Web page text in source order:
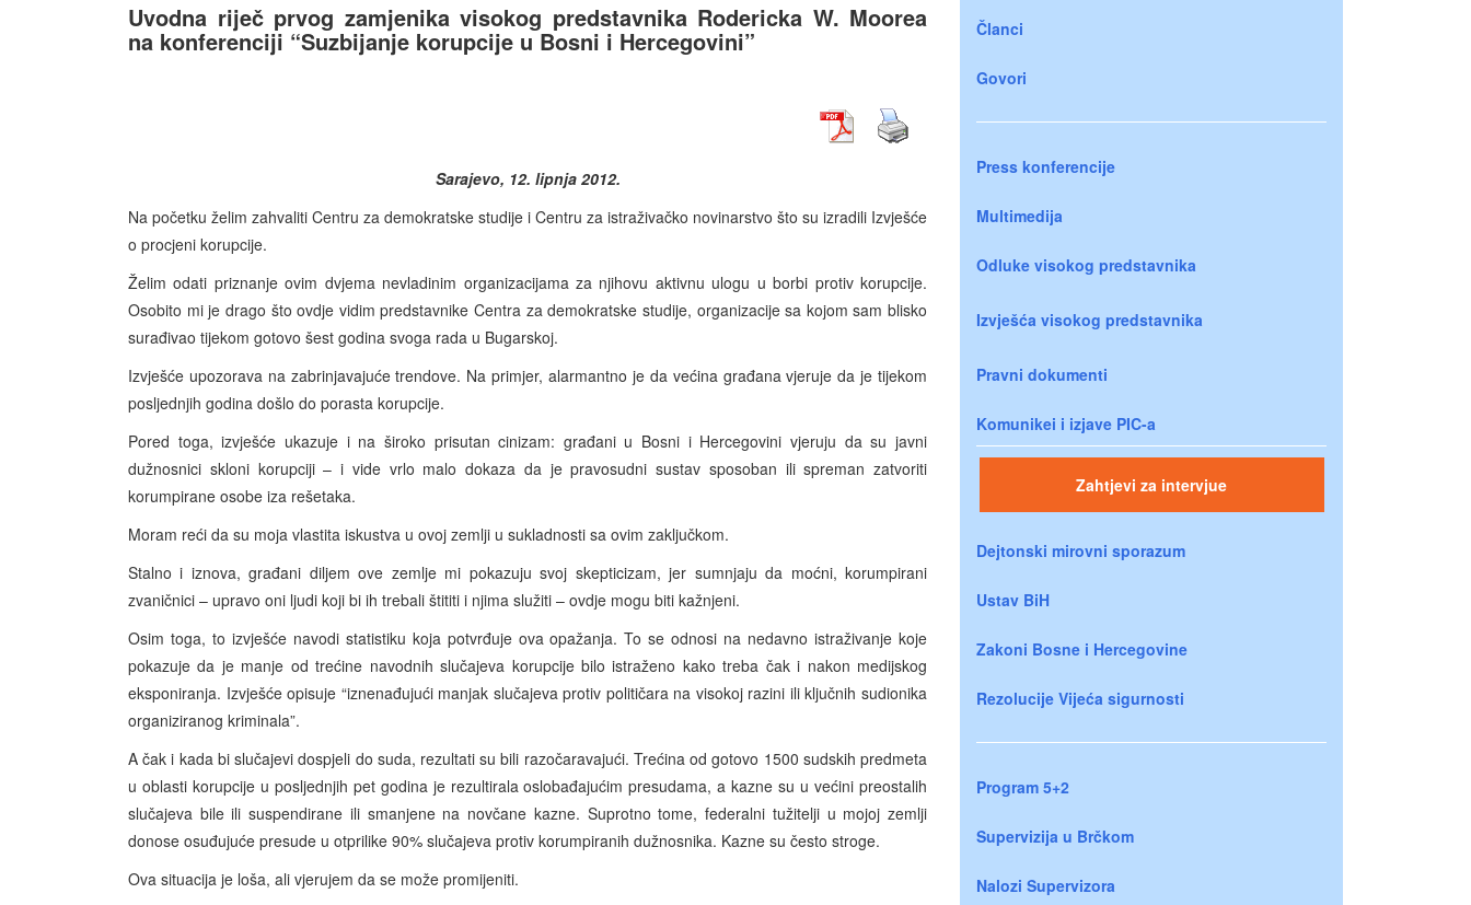
Uvodna riječ prvog zamjenika visokog predstavnika Rodericka W. Moorea
na konferenciji “Suzbijanje korupcije u Bosni i Hercegovini”
Sarajevo, 12. lipnja 2012.
Na početku želim zahvaliti Centru za demokratske studije i Centru za istraživačko novinarstvo što su izradili Izvješće
o procjeni korupcije.
Želim odati priznanje ovim dvjema nevladinim organizacijama za njihovu aktivnu ulogu u borbi protiv korupcije.
Osobito mi je drago što ovdje vidim predstavnike Centra za demokratske studije, organizacije sa kojom sam blisko
surađivao tijekom gotovo šest godina svoga rada u Bugarskoj.
Izvješće upozorava na zabrinjavajuće trendove. Na primjer, alarmantno je da većina građana vjeruje da je tijekom
posljednjih godina došlo do porasta korupcije.
Pored toga, izvješće ukazuje i na široko prisutan cinizam: građani u Bosni i Hercegovini vjeruju da su javni
dužnosnici skloni korupciji – i vide vrlo malo dokaza da je pravosudni sustav sposoban ili spreman zatvoriti
korumpirane osobe iza rešetaka.
Moram reći da su moja vlastita iskustva u ovoj zemlji u sukladnosti sa ovim zaključkom.
Stalno i iznova, građani diljem ove zemlje mi pokazuju svoj skepticizam, jer sumnjaju da moćni, korumpirani
zvaničnici – upravo oni ljudi koji bi ih trebali štititi i njima služiti – ovdje mogu biti kažnjeni.
Osim toga, to izvješće navodi statistiku koja potvrđuje ova opažanja. To se odnosi na nedavno istraživanje koje
pokazuje da je manje od trećine navodnih slučajeva korupcije bilo istraženo kako treba čak i nakon medijskog
eksponiranja. Izvješće opisuje “iznenađujući manjak slučajeva protiv političara na visokoj razini ili ključnih sudionika
organiziranog kriminala”.
A čak i kada bi slučajevi dospjeli do suda, rezultati su bili razočaravajući. Trećina od gotovo 1500 sudskih predmeta
u oblasti korupcije u posljednjih pet godina je rezultirala oslobađajućim presudama, a kazne su u većini preostalih
slučajeva bile ili suspendirane ili smanjene na novčane kazne. Suprotno tome, federalni tužitelji u mojoj zemlji
donose osuđujuće presude u otprilike 90% slučajeva protiv korumpiranih dužnosnika. Kazne su često stroge.
Ova situacija je loša, ali vjerujem da se može promijeniti.
Članci
Govori
Press konferencije
Multimedija
Odluke visokog predstavnika
Izvješća visokog predstavnika
Pravni dokumenti
Komunikei i izjave PIC-a
Zahtjevi za intervjue
Dejtonski mirovni sporazum
Ustav BiH
Zakoni Bosne i Hercegovine
Rezolucije Vijeća sigurnosti
Program 5+2
Supervizija u Brčkom
Nalozi Supervizora